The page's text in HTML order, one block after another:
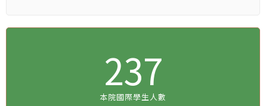
本院國際學生人數
237